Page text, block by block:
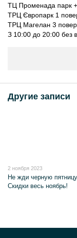
ТЦ Променада парк
ТРЦ Європарк 1
ТРЦ Магелан 3
З 10:00 до 20:00 без
Другие записи
2 ноября 2023
Не жди черную
Скидки весь ноябрь!